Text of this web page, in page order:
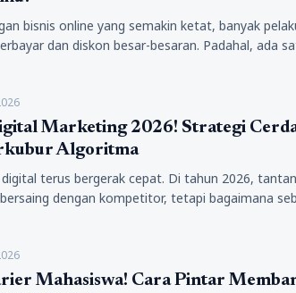
bisnis online yang semakin ketat, banyak
dan diskon besar-besaran. Padahal, ada
Marketing 2026! Strategi
Algoritma
terus bergerak cepat. Di tahun 2026,
dengan kompetitor, tetapi bagaimana
teknologi…
Mahasiswa! Cara Pintar